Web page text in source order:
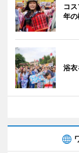
コ
年
浴衣